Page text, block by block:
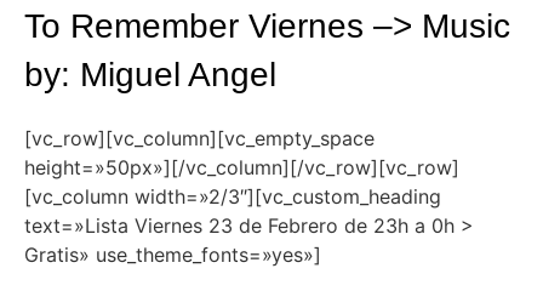
To Remember Viernes –> Music
by: Miguel Angel
[vc_row][vc_column][vc_empty_space
height=»50px»][/vc_column][/vc_row][vc_row]
[vc_column width=»2/3″][vc_custom_heading
text=»Lista Viernes 23 de Febrero de 23h a 0h >
Gratis» use_theme_fonts=»yes»]